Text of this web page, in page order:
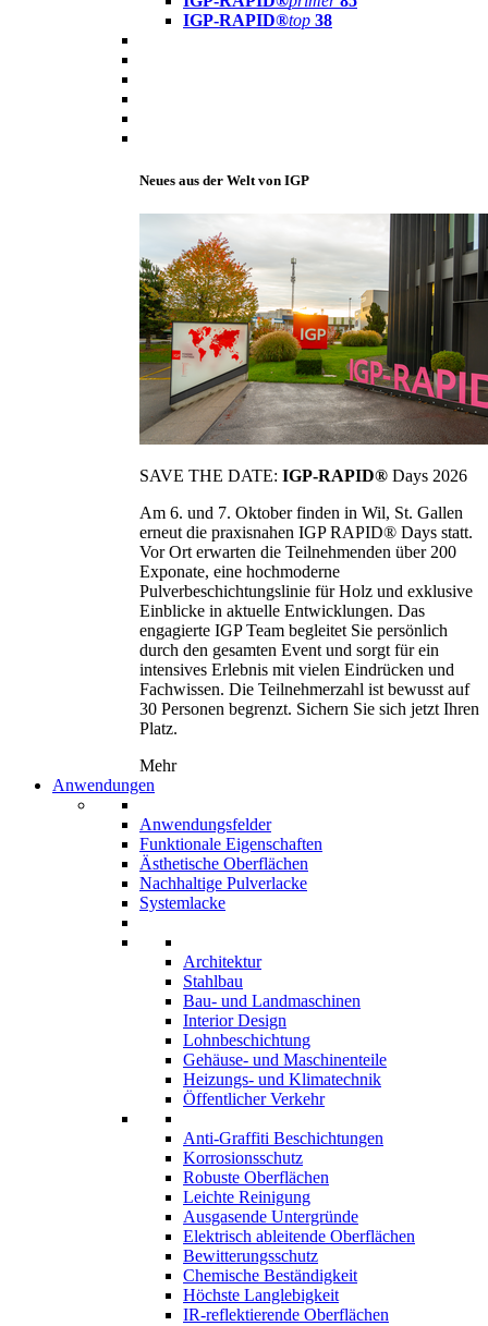
IGP-RAPID®top 38
Neues aus der Welt von IGP
SAVE THE DATE: IGP-RAPID® Days 2026
Am 6. und 7. Oktober finden in Wil, St. Gallen
erneut die praxisnahen IGP RAPID® Days statt.
Vor Ort erwarten die Teilnehmenden über 200
Exponate, eine hochmoderne
Pulverbeschichtungslinie für Holz und exklusive
Einblicke in aktuelle Entwicklungen. Das
engagierte IGP Team begleitet Sie persönlich
durch den gesamten Event und sorgt für ein
intensives Erlebnis mit vielen Eindrücken und
Fachwissen. Die Teilnehmerzahl ist bewusst auf
30 Personen begrenzt. Sichern Sie sich jetzt Ihren
Platz.
Mehr
Anwendungen
Anwendungsfelder
Funktionale Eigenschaften
Ästhetische Oberflächen
Nachhaltige Pulverlacke
Systemlacke
Architektur
Stahlbau
Bau- und Landmaschinen
Interior Design
Lohnbeschichtung
Gehäuse- und Maschinenteile
Heizungs- und Klimatechnik
Öffentlicher Verkehr
Anti-Graffiti Beschichtungen
Korrosionsschutz
Robuste Oberflächen
Leichte Reinigung
Ausgasende Untergründe
Elektrisch ableitende Oberflächen
Bewitterungsschutz
Chemische Beständigkeit
Höchste Langlebigkeit
IR-reflektierende Oberflächen